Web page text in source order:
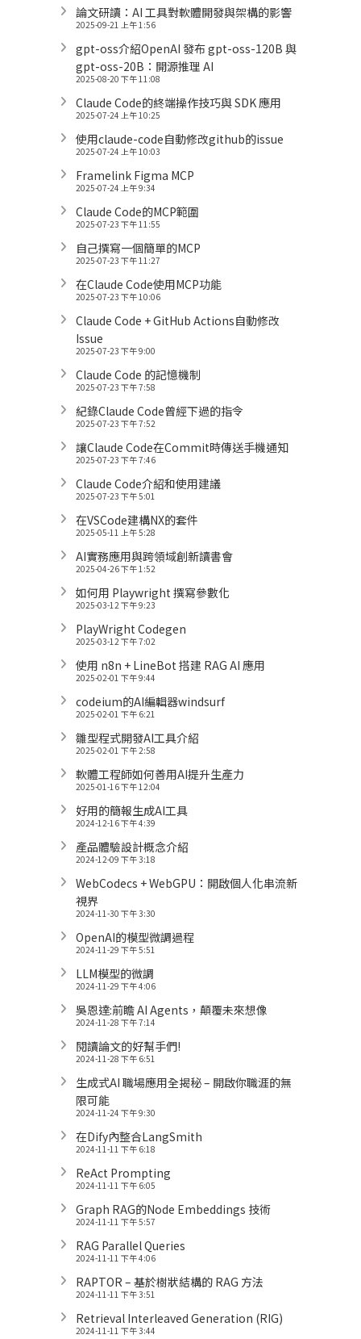
論文研讀：AI 工具對軟體開發與架構的影響
2025-09-21 上午 1:56
gpt-oss介紹OpenAI 發布 gpt-oss-120B 與
gpt-oss-20B：開源推理 AI
2025-08-20 下午 11:08
Claude Code的終端操作技巧與 SDK 應用
2025-07-24 上午 10:25
使用claude-code自動修改github的issue
2025-07-24 上午 10:03
Framelink Figma MCP
2025-07-24 上午 9:34
Claude Code的MCP範圍
2025-07-23 下午 11:55
自己撰寫一個簡單的MCP
2025-07-23 下午 11:27
在Claude Code使用MCP功能
2025-07-23 下午 10:06
Claude Code + GitHub Actions自動修改
Issue
2025-07-23 下午 9:00
Claude Code 的記憶機制
2025-07-23 下午 7:58
紀錄Claude Code曾經下過的指令
2025-07-23 下午 7:52
讓Claude Code在Commit時傳送手機通知
2025-07-23 下午 7:46
Claude Code介紹和使用建議
2025-07-23 下午 5:01
在VSCode建構NX的套件
2025-05-11 上午 5:28
AI實務應用與跨領域創新讀書會
2025-04-26 下午 1:52
如何用 Playwright 撰寫參數化
2025-03-12 下午 9:23
PlayWright Codegen
2025-03-12 下午 7:02
使用 n8n + LineBot 搭建 RAG AI 應用
2025-02-01 下午 9:44
codeium的AI編輯器windsurf
2025-02-01 下午 6:21
雛型程式開發AI工具介紹
2025-02-01 下午 2:58
軟體工程師如何善用AI提升生產力
2025-01-16 下午 12:04
好用的簡報生成AI工具
2024-12-16 下午 4:39
產品體驗設計概念介紹
2024-12-09 下午 3:18
WebCodecs + WebGPU：開啟個人化串流新
視界
2024-11-30 下午 3:30
OpenAI的模型微調過程
2024-11-29 下午 5:51
LLM模型的微調
2024-11-29 下午 4:06
吳恩達:前瞻 AI Agents，顛覆未來想像
2024-11-28 下午 7:14
閱讀論文的好幫手們!
2024-11-28 下午 6:51
生成式AI 職場應用全揭秘 – 開啟你職涯的無
限可能
2024-11-24 下午 9:30
在Dify內整合LangSmith
2024-11-11 下午 6:18
ReAct Prompting
2024-11-11 下午 6:05
Graph RAG的Node Embeddings 技術
2024-11-11 下午 5:57
RAG Parallel Queries
2024-11-11 下午 4:06
RAPTOR – 基於樹狀結構的 RAG 方法
2024-11-11 下午 3:51
Retrieval Interleaved Generation (RIG)
2024-11-11 下午 3:44